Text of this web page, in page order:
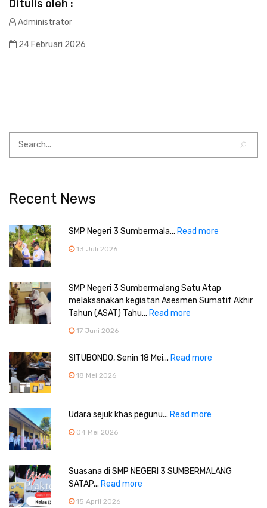
Ditulis oleh :
Administrator
24 Februari 2026
Recent News
SMP Negeri 3 Sumbermala... Read more
13 Juli 2026
SMP Negeri 3 Sumbermalang Satu Atap
melaksanakan kegiatan Asesmen Sumatif Akhir
Tahun (ASAT) Tahu... Read more
17 Juni 2026
SITUBONDO, Senin 18 Mei... Read more
18 Mei 2026
Udara sejuk khas pegunu... Read more
04 Mei 2026
Suasana di SMP NEGERI 3 SUMBERMALANG
SATAP... Read more
15 April 2026